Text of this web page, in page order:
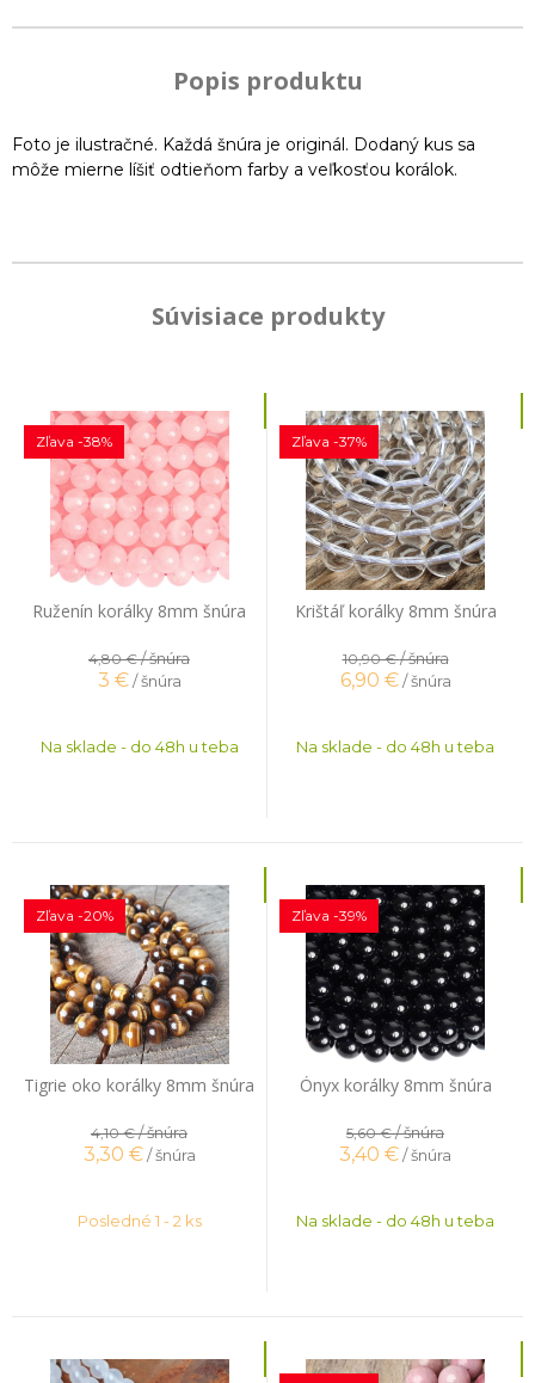
Popis produktu
Foto je ilustračné. Každá šnúra je originál. Dodaný kus sa
môže mierne líšiť odtieňom farby a veľkosťou korálok.
Súvisiace produkty
Ruženín korálky 8mm šnúra
Zľava -38%
4,80 €/ šnúra
3 € / šnúra
Na sklade - do 48h u teba
Krištáľ korálky 8mm šnúra
Zľava -37%
10,90 €/ šnúra
6,90 € / šnúra
Na sklade - do 48h u teba
Tigrie oko korálky 8mm šnúra
Zľava -20%
4,10 €/ šnúra
3,30 € / šnúra
Posledné 1 - 2 ks
Ónyx korálky 8mm šnúra
Zľava -39%
5,60 €/ šnúra
3,40 €/ šnúra
Na sklade - do 48h u teba